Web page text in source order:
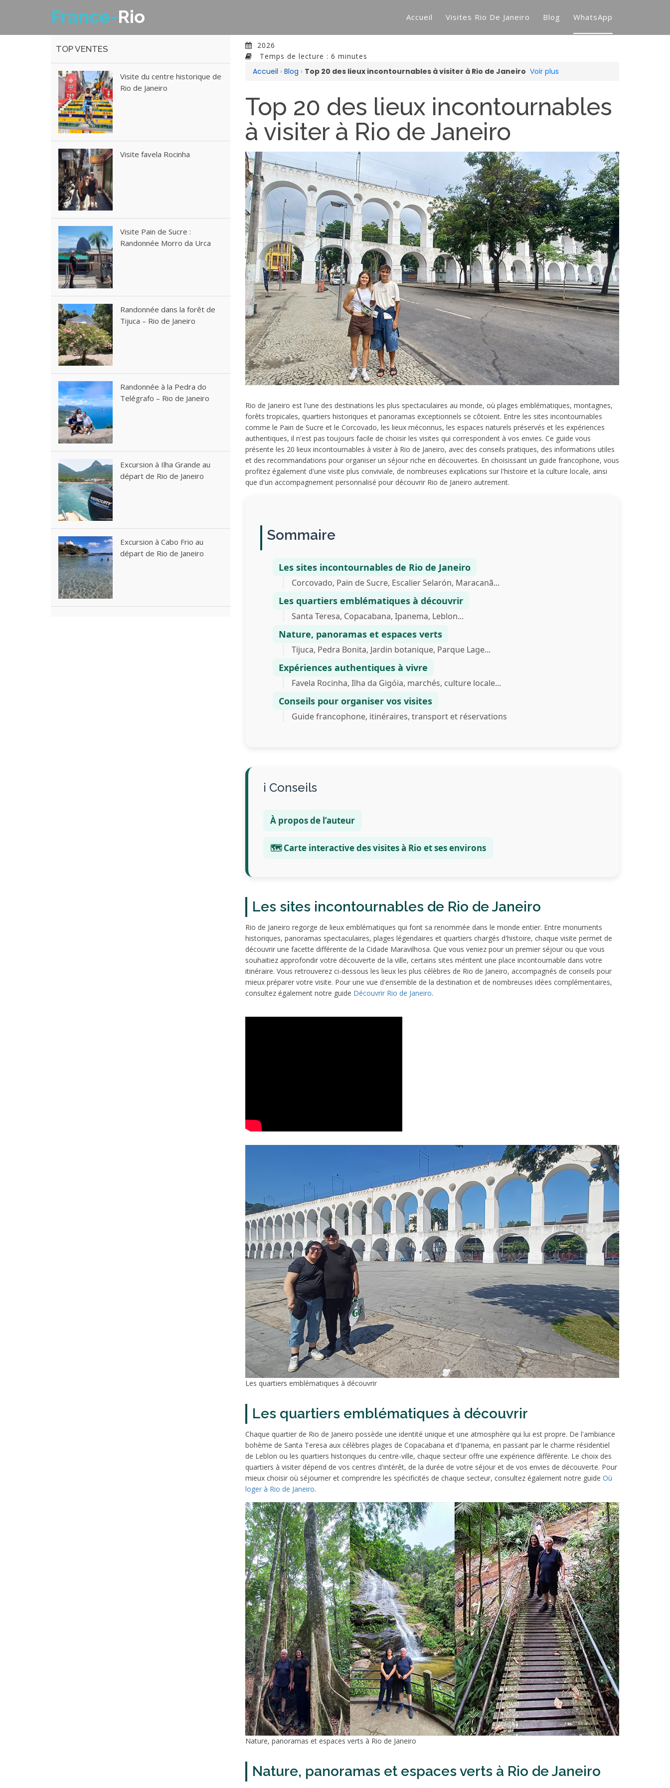
France-Rio Accueil Visites Rio De Janeiro Blog WhatsApp
TOP VENTES
Visite du centre historique de
Rio de Janeiro
Visite favela Rocinha
Visite Pain de Sucre :
Randonnée Morro da Urca
Randonnée dans la forêt de
Tijuca – Rio de Janeiro
Randonnée à la Pedra do
Telégrafo – Rio de Janeiro
Excursion à Ilha Grande au
départ de Rio de Janeiro
Excursion à Cabo Frio au
départ de Rio de Janeiro
2026
Temps de lecture : 6 minutes
Accueil › Blog › Top 20 des lieux incontournables à visiter à Rio de Janeiro Voir plus
Top 20 des lieux incontournables
à visiter à Rio de Janeiro
Rio de Janeiro est l'une des destinations les plus spectaculaires au monde, où plages emblématiques, montagnes,
forêts tropicales, quartiers historiques et panoramas exceptionnels se côtoient. Entre les sites incontournables
comme le Pain de Sucre et le Corcovado, les lieux méconnus, les espaces naturels préservés et les expériences
authentiques, il n'est pas toujours facile de choisir les visites qui correspondent à vos envies. Ce guide vous
présente les 20 lieux incontournables à visiter à Rio de Janeiro, avec des conseils pratiques, des informations utiles
et des recommandations pour organiser un séjour riche en découvertes. En choisissant un guide francophone, vous
profitez également d'une visite plus conviviale, de nombreuses explications sur l'histoire et la culture locale, ainsi
que d'un accompagnement personnalisé pour découvrir Rio de Janeiro autrement.
Sommaire
Les sites incontournables de Rio de Janeiro
Corcovado, Pain de Sucre, Escalier Selarón, Maracanã...
Les quartiers emblématiques à découvrir
Santa Teresa, Copacabana, Ipanema, Leblon...
Nature, panoramas et espaces verts
Tijuca, Pedra Bonita, Jardin botanique, Parque Lage...
Expériences authentiques à vivre
Favela Rocinha, Ilha da Gigóia, marchés, culture locale...
Conseils pour organiser vos visites
Guide francophone, itinéraires, transport et réservations
Conseils
À propos de l’auteur
🗺️ Carte interactive des visites à Rio et ses environs
Les sites incontournables de Rio de Janeiro
Rio de Janeiro regorge de lieux emblématiques qui font sa renommée dans le monde entier. Entre monuments
historiques, panoramas spectaculaires, plages légendaires et quartiers chargés d'histoire, chaque visite permet de
découvrir une facette différente de la Cidade Maravilhosa. Que vous veniez pour un premier séjour ou que vous
souhaitiez approfondir votre découverte de la ville, certains sites méritent une place incontournable dans votre
itinéraire. Vous retrouverez ci-dessous les lieux les plus célèbres de Rio de Janeiro, accompagnés de conseils pour
mieux préparer votre visite. Pour une vue d'ensemble de la destination et de nombreuses idées complémentaires,
consultez également notre guide Découvrir Rio de Janeiro.
Les quartiers emblématiques à découvrir
Les quartiers emblématiques à découvrir
Chaque quartier de Rio de Janeiro possède une identité unique et une atmosphère qui lui est propre. De l'ambiance
bohème de Santa Teresa aux célèbres plages de Copacabana et d'Ipanema, en passant par le charme résidentiel
de Leblon ou les quartiers historiques du centre-ville, chaque secteur offre une expérience différente. Le choix des
quartiers à visiter dépend de vos centres d'intérêt, de la durée de votre séjour et de vos envies de découverte. Pour
mieux choisir où séjourner et comprendre les spécificités de chaque secteur, consultez également notre guide Où
loger à Rio de Janeiro.
Nature, panoramas et espaces verts à Rio de Janeiro
Nature, panoramas et espaces verts à Rio de Janeiro